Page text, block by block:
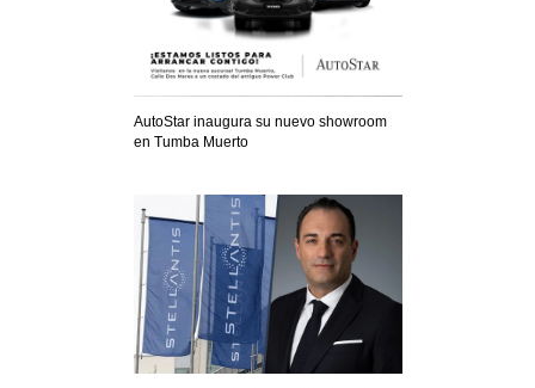
AutoStar inaugura su nuevo showroom
en Tumba Muerto